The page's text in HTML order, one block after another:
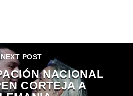
NEXT POST
NACIONAL
CORTEJA A